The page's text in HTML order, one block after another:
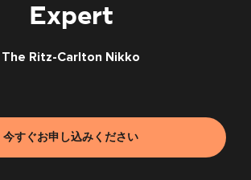
Expert
The Ritz-Carlton Nikko
今すぐお申し込みください